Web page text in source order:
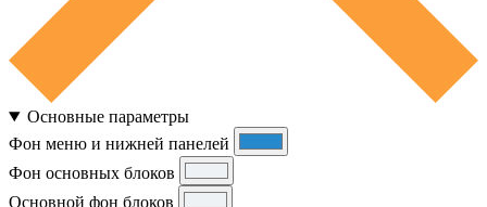
Основные параметры
Фон меню и нижней панелей
Фон основных блоков
Основной фон блоков